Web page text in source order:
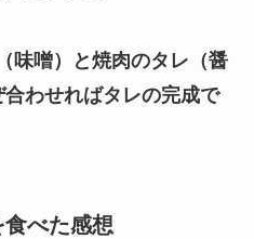
味噌）と焼肉のタレ（醤
わせればタレの完成で
べた感想